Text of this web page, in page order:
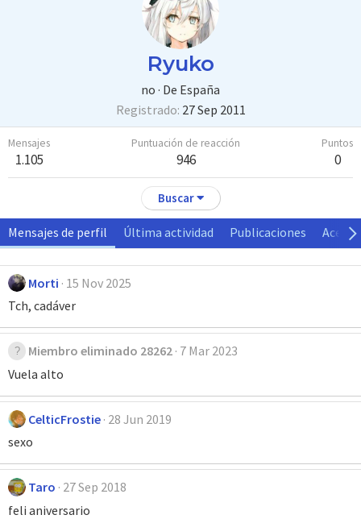
Ryuko
no · De España
Registrado 27 Sep 2011
Mensajes
1.105
Puntuación de reacción
946
Puntos
0
Buscar
Mensajes de perfil Última actividad Publicaciones Acerca
Morti 15 Nov 2025
Tch, cadáver
Miembro eliminado 28262 7 Mar 2023
Vuela alto
CelticFrostie 28 Jun 2019
sexo
Taro 27 Sep 2018
feli aniversario